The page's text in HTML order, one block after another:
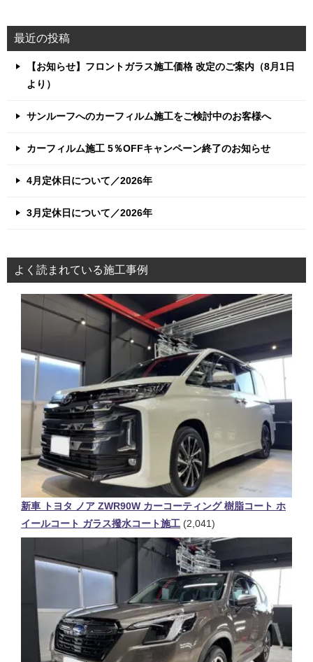
最近の投稿
【お知らせ】フロントガラス施工価格 改定のご案内（8月1日
より）
サンルーフへのカーフィルム施工をご検討中のお客様へ
カーフィルム施工 5％OFFキャンペーン終了のお知らせ
4月定休日について／2026年
3月定休日について／2026年
よく読まれている施工事例
新車 トヨタ ノア ZWR90W カーコーティング 樹脂コート ホ
イールコート ガラス撥水コート施工 (2,041)